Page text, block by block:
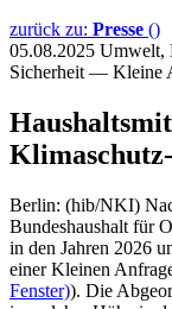
zurück zu: Presse ()
05.08.2025 Umwelt,
Sicherheit — Kleine
Berlin: (hib/NKI)
Bundeshaushalt für
in den Jahren 2026
einer Kleinen
Fenster)). Die